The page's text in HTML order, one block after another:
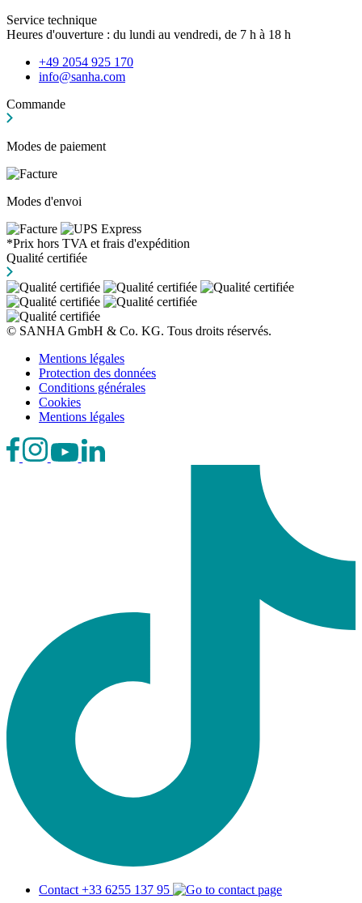
Service technique
Heures d'ouverture : du lundi au vendredi, de 7 h à 18 h
+49 2054 925 170
info@sanha.com
Commande
Modes de paiement
Modes d'envoi
*Prix hors TVA et frais d'expédition
Qualité certifiée
© SANHA GmbH & Co. KG. Tous droits réservés.
Mentions légales
Protection des données
Conditions générales
Cookies
Mentions légales
Contact +33 6255 137 95